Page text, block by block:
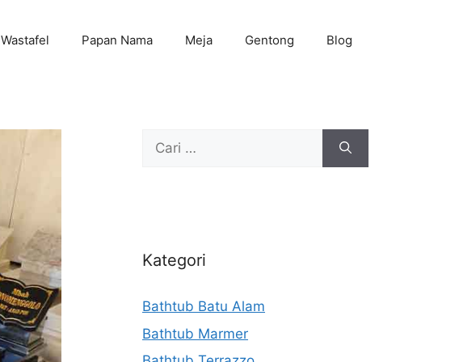
Wastafel Papan Nama Meja Gentong Blog
Cari
Kategori
Bathtub Batu Alam
Bathtub Marmer